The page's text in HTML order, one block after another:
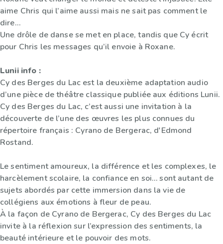
aime Chris qui l’aime aussi mais ne sait pas comment le
dire…
Une drôle de danse se met en place, tandis que Cy écrit
pour Chris les messages qu’il envoie à Roxane.
Lunii info :
Cy des Berges du Lac est la deuxième adaptation audio
d’une pièce de théâtre classique publiée aux éditions Lunii.
Cy des Berges du Lac, c’est aussi une invitation à la
découverte de l’une des œuvres les plus connues du
répertoire français : Cyrano de Bergerac, d'Edmond
Rostand.
Le sentiment amoureux, la différence et les complexes, le
harcèlement scolaire, la confiance en soi… sont autant de
sujets abordés par cette immersion dans la vie de
collégiens aux émotions à fleur de peau.
À la façon de Cyrano de Bergerac, Cy des Berges du Lac
invite à la réflexion sur l’expression des sentiments, la
beauté intérieure et le pouvoir des mots.